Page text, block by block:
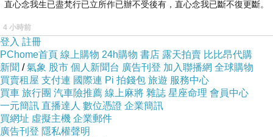
不知從哪家傳來
收音機的歌聲
那車站 那小路
現在是否 活力依舊？
直心念我生已盡梵行已立所作已辦不受後有，直心念我已斷不復更斷。
4 小時前
登入 註冊
PChome首頁 線上購物 24h購物 書店 露天拍賣 比比昂代購
新聞 /氣象 股市 個人新聞台 廣告刊登 加入聯播網 全球購物
買賣租屋 支付連 國際連 Pi 拍錢包 旅遊 服務中心
買車 旅行團 汽車險推薦 線上麻將 雜誌 星座命理 會員中心
一元簡訊 直播達人 數位憑證 企業簡訊
買網址 虛擬主機 企業郵件
廣告刊登 隱私權聲明